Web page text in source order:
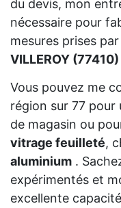
du devis, mon
nécessaire pour
mesures prises
VILLEROY (77410)
Vous pouvez me
région sur 77
de magasin ou
vitrage feuilleté,
aluminium .
expérimentés et
excellente